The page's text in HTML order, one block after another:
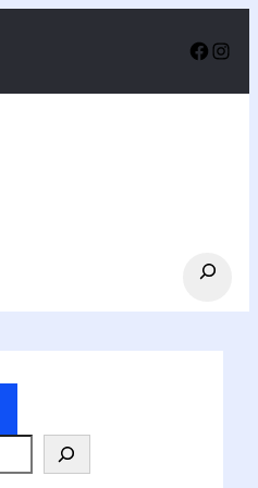
Search